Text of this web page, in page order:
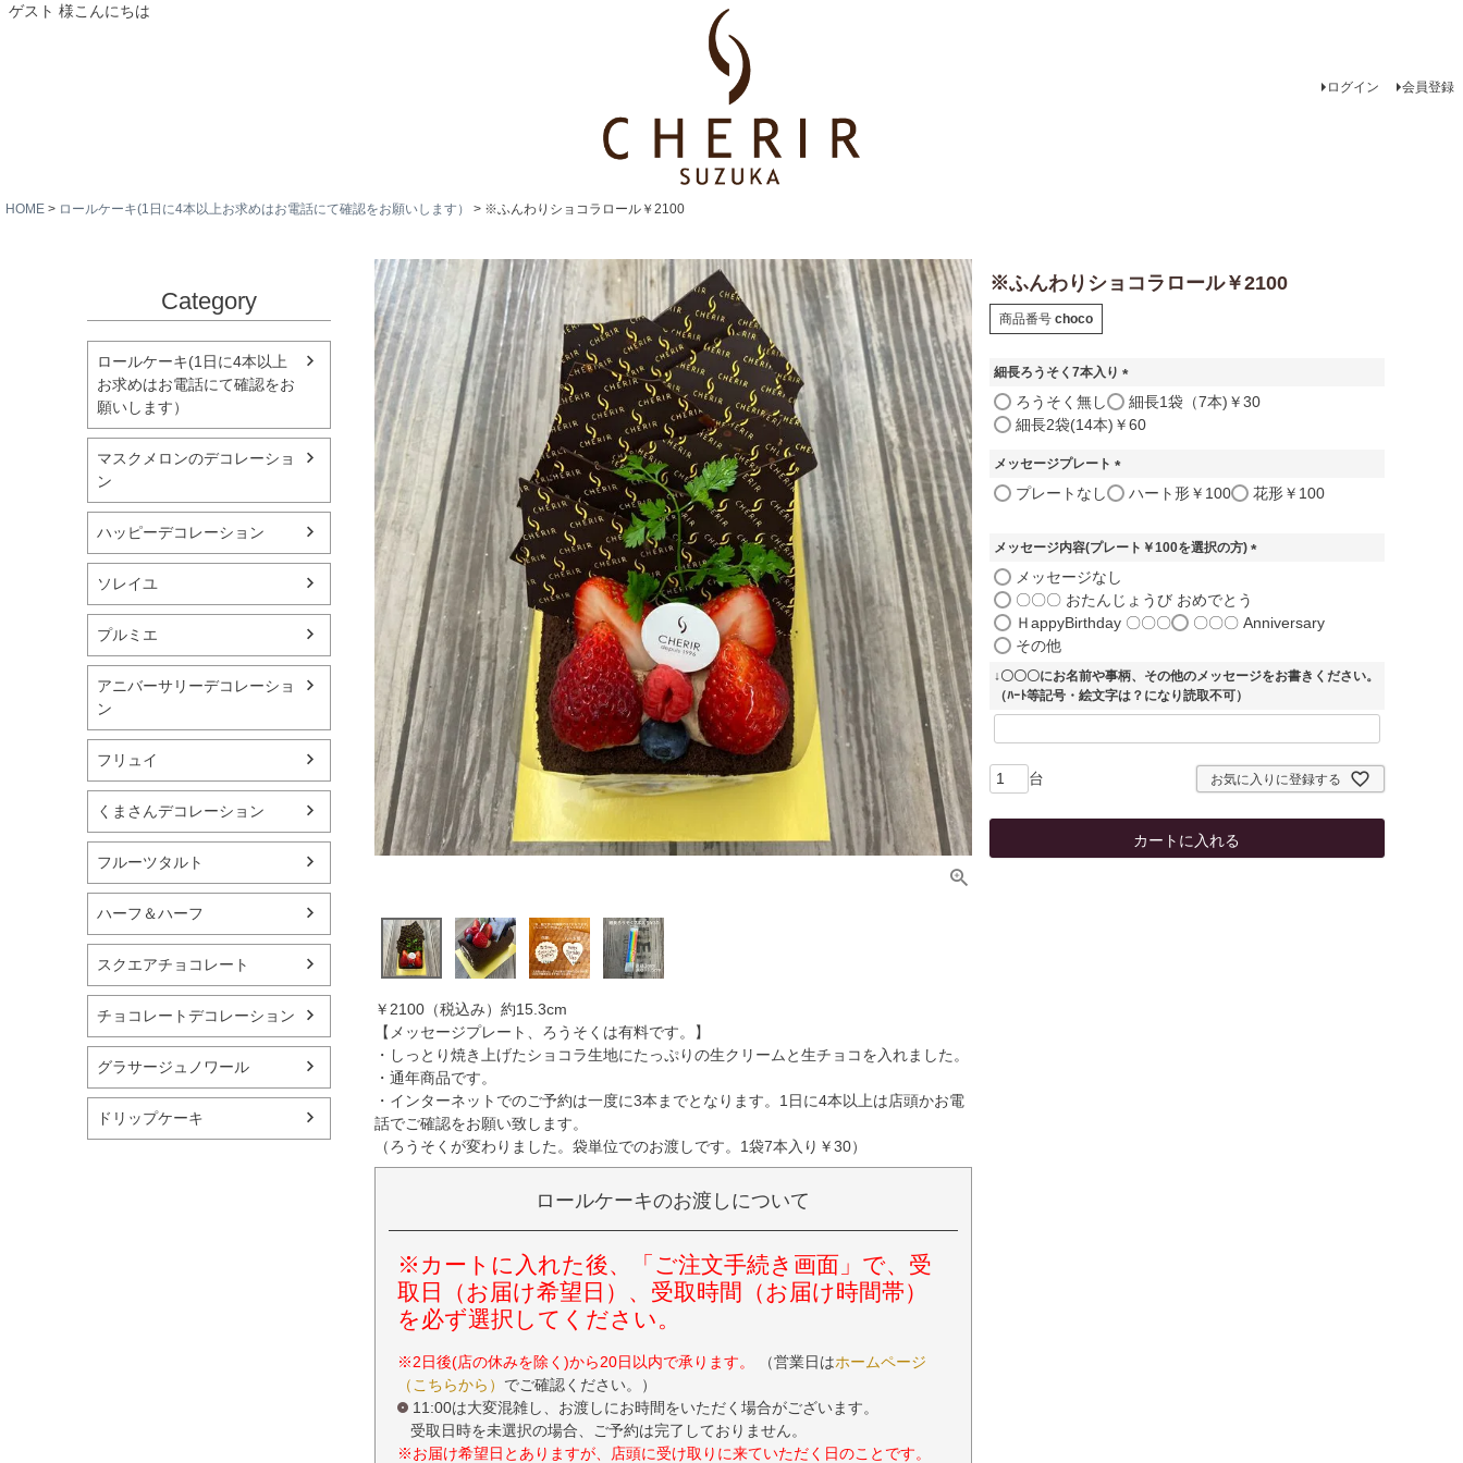
ゲスト 様こんにちは
ログイン 会員登録
HOME ロールケーキ(1日に4本以上お求めはお電話にて確認をお願いします） ※ふんわりショコラロール￥2100
Category
ロールケーキ(1日に4本以上
お求めはお電話にて確認をお
願いします）
マスクメロンのデコレーショ
ン
ハッピーデコレーション
ソレイユ
プルミエ
アニバーサリーデコレーショ
ン
フリュイ
くまさんデコレーション
フルーツタルト
ハーフ＆ハーフ
スクエアチョコレート
チョコレートデコレーション
グラサージュノワール
ドリップケーキ
￥2100（税込み）約15.3cm
【メッセージプレート、ろうそくは有料です。】
・しっとり焼き上げたショコラ生地にたっぷりの生クリームと生チョコを入れました。
・通年商品です。
・インターネットでのご予約は一度に3本までとなります。1日に4本以上は店頭かお電
話でご確認をお願い致します。
（ろうそくが変わりました。袋単位でのお渡しです。1袋7本入り￥30）
ロールケーキのお渡しについて
※カートに入れた後、「ご注文手続き画面」で、受
取日（お届け希望日）、受取時間（お届け時間帯）
を必ず選択してください。
※2日後(店の休みを除く)から20日以内で承ります。 （営業日はホームページ
（こちらから） でご確認ください。）
11:00は大変混雑し、お渡しにお時間をいただく場合がございます。
受取日時を未選択の場合、ご予約は完了しておりません。
※お届け希望日とありますが、店頭に受け取りに来ていただく日のことです。
※ふんわりショコラロール￥2100
商品番号 choco
細長ろうそく7本入り
(
須
ろうそく無し
細長1袋（7本)￥30
細長2袋(14本)￥60
メッセージプレート
(
必
)
プレートなし ハート形￥100 花形￥100
メッセージ内容(プレート￥100を選択の方)
)
メッセージなし
〇〇〇 おたんじょうび おめでとう
ＨappyBirthday 〇〇〇
〇〇〇 Anniversary
その他
↓〇〇〇にお名前や事柄、その他のメッセージをお書きください。
（ﾊｰﾄ等記号・絵文字は？になり読取不可）
お気に入りに登録する
カートに入れる